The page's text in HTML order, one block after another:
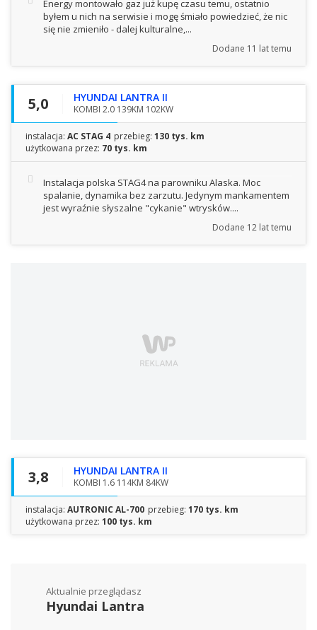
Energy montowało gaz już kupę czasu temu, ostatnio
byłem u nich na serwisie i mogę śmiało powiedzieć, że nic
się nie zmieniło - dalej kulturalne,...
Dodane 11 lat temu
5,0 HYUNDAI LANTRA II
KOMBI 2.0 139KM 102KW
instalacja: AC STAG 4 przebieg: 130 tys. km
użytkowana przez: 70 tys. km
Instalacja polska STAG4 na parowniku Alaska. Moc
spalanie, dynamika bez zarzutu. Jedynym mankamentem
jest wyraźnie słyszalne "cykanie" wtrysków....
Dodane 12 lat temu
3,8 HYUNDAI LANTRA II
KOMBI 1.6 114KM 84KW
instalacja: AUTRONIC AL-700 przebieg: 170 tys. km
użytkowana przez: 100 tys. km
Aktualnie przeglądasz
Hyundai Lantra